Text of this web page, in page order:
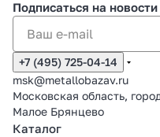
Подписаться на
+7 (495) 725-04-14
msk@metallobazav.ru
Московская область,
Малое Брянцево
Каталог